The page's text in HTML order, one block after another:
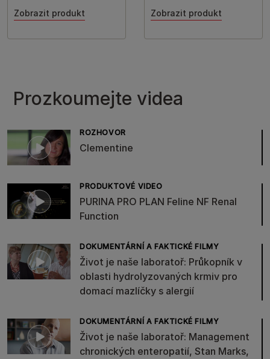
Zobrazit produkt Zobrazit produkt
Prozkoumejte videa
ROZHOVOR
Clementine
PRODUKTOVÉ VIDEO
PURINA PRO PLAN Feline NF Renal
Function
DOKUMENTÁRNÍ A FAKTICKÉ FILMY
Život je naše laboratoř: Průkopník v
oblasti hydrolyzovaných krmiv pro
domací mazlíčky s alergií
DOKUMENTÁRNÍ A FAKTICKÉ FILMY
Život je naše laboratoř: Management
chronických enteropatií, Stan Marks,